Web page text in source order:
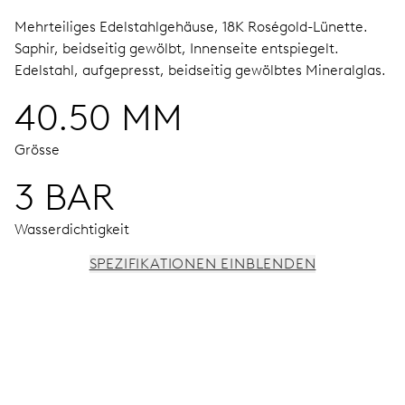
Mehrteiliges Edelstahlgehäuse, 18K Roségold-Lünette.
Saphir, beidseitig gewölbt, Innenseite entspiegelt.
Edelstahl, aufgepresst, beidseitig gewölbtes Mineralglas.
40.50 MM
Grösse
3 BAR
Wasserdichtigkeit
SPEZIFIKATIONEN EINBLENDEN